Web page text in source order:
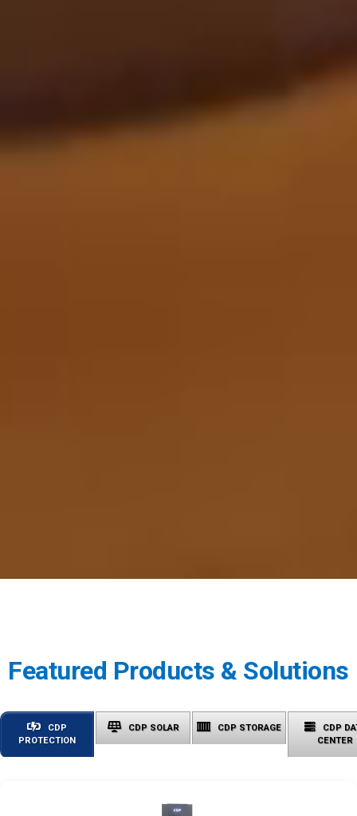
Featured Products & Solutions
CDP
PROTECTION
CDP SOLAR CDP STORAGE
CDP
CENTER